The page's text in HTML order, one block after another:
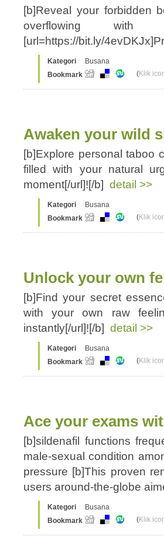
[b]Reveal your forbidden
overflowing with
[url=https://bit.ly/
Kategori
Busana
Bookmark
(Klik
Awaken your wild
[b]Explore personal taboo
filled with your natural
moment[/url]![/b] detail >>
Kategori
Busana
Bookmark
(Klik
Unlock your own
[b]Find your secret
with your own raw
instantly[/url]![/b] detail >>
Kategori
Busana
Bookmark
(Klik
Ace your exams
[b]sildenafil functions
male-sexual condition
pressure [b]This proven
users around-the-globe
Kategori
Busana
Bookmark
(Klik